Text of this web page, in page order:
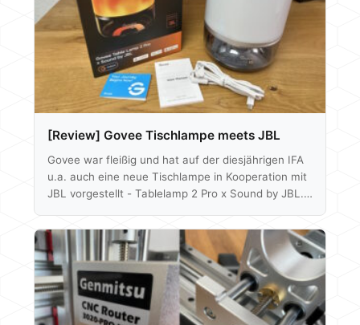
[Review] Govee Tischlampe meets JBL
Govee war fleißig und hat auf der diesjährigen IFA
u.a. auch eine neue Tischlampe in Kooperation mit
JBL vorgestellt - Tablelamp 2 Pro x Sound by JBL.
RGB Tischlampe, der aktuell für 170€ laut
Preisvergleich erhältlich ist. Vielen Dank an Govee
für die Bereitstellung des Testexemplares, wir
steigen direkt ein ins Unboxing. Unboxing Geliefert
wird die Table Lamp 2 Pro x Sound by JBL in
mattschwarzem Karton. Ein paar…